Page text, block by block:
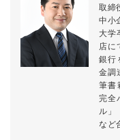
取締
中小
大学
店に
銀行
金調
筆書
完全
ル」
など